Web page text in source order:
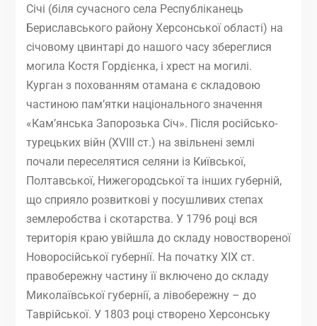
Січі (біля сучасного села Республіканець
Бериславського району Херсонської області) на
січовому цвинтарі до нашого часу збереглися
могила Костя Гордієнка, і хрест на могилі.
Курган з похованням отамана є складовою
частиною пам’ятки національного значення
«Кам’янська Запорозька Січ». Після російсько-
турецьких війн (ХVIII ст.) на звільнені землі
почали переселятися селяни із Київської,
Полтавської, Нижегородської та інших губерній,
що сприяло розвиткові у посушливих степах
землеробства і скотарства. У 1796 році вся
територія краю увійшла до складу новоствореної
Новоросійської губернії. На початку XIX ст.
правобережну частину її включено до складу
Миколаївської губернії, а лівобережну – до
Таврійської. У 1803 році створено Херсонську